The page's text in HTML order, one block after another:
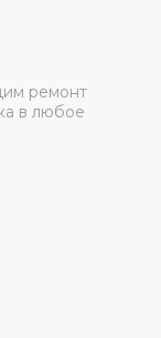
ремонт
в любое